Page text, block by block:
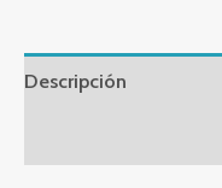
Descripción